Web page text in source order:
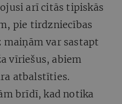
arī citās tipiskās
pie tirdzniecības
maiņām var sastapt
vīriešus, abiem
atbalstīties.
brīdī, kad notika